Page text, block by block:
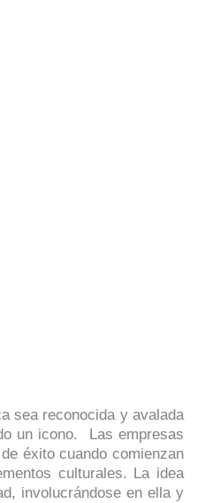
sea reconocida y avalada
un icono. Las empresas
éxito cuando comienzan
culturales. La idea
involucrándose en ella y